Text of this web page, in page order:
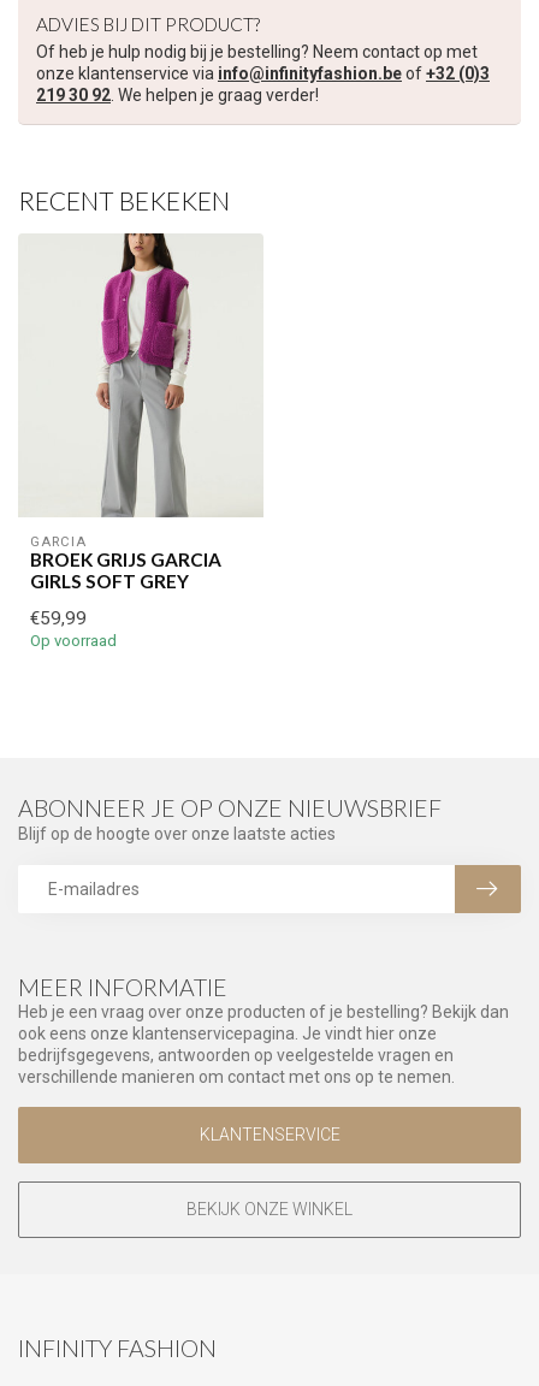
ADVIES BIJ DIT PRODUCT?
Of heb je hulp nodig bij je bestelling? Neem contact op met
onze klantenservice via info@infinityfashion.beof+32 (0)3
219 30 92. We helpen je graag verder!
RECENT BEKEKEN
GARCIA
BROEK GRIJS GARCIA
GIRLS SOFT GREY
€59,99
Op voorraad
MEER INFORMATIE
Heb je een vraag over onze producten of je bestelling? Bekijk dan
ook eens onze klantenservicepagina. Je vindt hier onze
bedrijfsgegevens, antwoorden op veelgestelde vragen en
verschillende manieren om contact met ons op te nemen.
KLANTENSERVICE
BEKIJK ONZE WINKEL
ABONNEER JE OP ONZE NIEUWSBRIEF
Blijf op de hoogte over onze laatste acties
INFINITY FASHION